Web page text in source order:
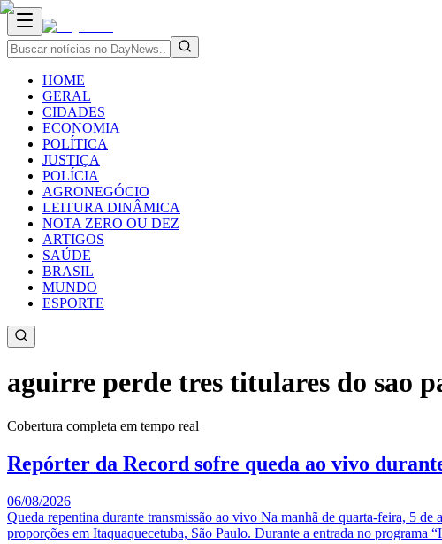
HOME
GERAL
CIDADES
ECONOMIA
POLÍTICA
JUSTIÇA
POLÍCIA
AGRONEGÓCIO
LEITURA DINÂMICA
NOTA ZERO OU DEZ
ARTIGOS
SAÚDE
BRASIL
MUNDO
ESPORTE
aguirre perde tres titulares do sao
Cobertura completa em tempo real
Repórter da Record sofre queda ao vivo
06/08/2026
Queda repentina durante transmissão ao vivo Na manhã de quarta-feira, 5
proporções em Itaquaquecetuba, São Paulo. Durante a entrada no